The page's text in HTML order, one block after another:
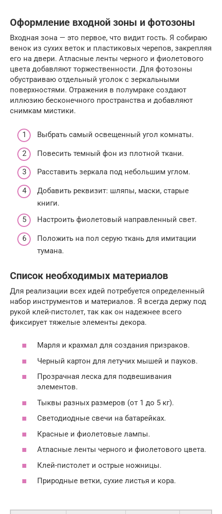
Оформление входной зоны и фотозоны
Входная зона — это первое, что видит гость. Я собираю
венок из сухих веток и пластиковых черепов, закрепляя
его на двери. Атласные ленты черного и фиолетового
цвета добавляют торжественности. Для фотозоны
обустраиваю отдельный уголок с зеркальными
поверхностями. Отражения в полумраке создают
иллюзию бесконечного пространства и добавляют
снимкам мистики.
Выбрать самый освещенный угол комнаты.
Повесить темный фон из плотной ткани.
Расставить зеркала под небольшим углом.
Добавить реквизит: шляпы, маски, старые
книги.
Настроить фиолетовый направленный свет.
Положить на пол серую ткань для имитации
тумана.
Список необходимых материалов
Для реализации всех идей потребуется определенный
набор инструментов и материалов. Я всегда держу под
рукой клей-пистолет, так как он надежнее всего
фиксирует тяжелые элементы декора.
Марля и крахмал для создания призраков.
Черный картон для летучих мышей и пауков.
Прозрачная леска для подвешивания
элементов.
Тыквы разных размеров (от 1 до 5 кг).
Светодиодные свечи на батарейках.
Красные и фиолетовые лампы.
Атласные ленты черного и фиолетового цвета.
Клей-пистолет и острые ножницы.
Природные ветки, сухие листья и кора.